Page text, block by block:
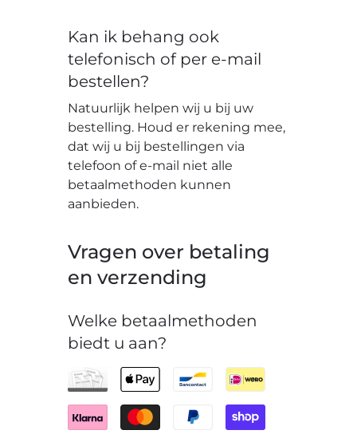
Kan ik behang ook
telefonisch of per e-mail
bestellen?
Natuurlijk helpen wij u bij uw
bestelling. Houd er rekening mee,
dat wij u bij bestellingen via
telefoon of e-mail niet alle
betaalmethoden kunnen
aanbieden.
Vragen over betaling
en verzending
Welke betaalmethoden
biedt u aan?